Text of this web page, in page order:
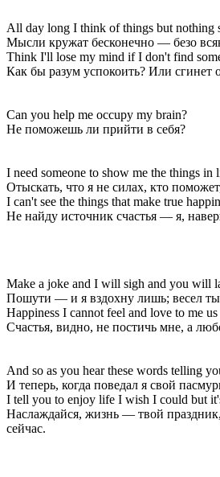
All day long I think of things but nothing
Мысли кружат бесконечно — безо
Think I'll lose my mind if I don't find
Как бы разум успокоить? Или сгинет
Can you help me occupy my brain?
Не поможешь ли прийти в себя?
I need someone to show me the things in
Отыскать, что я не силах, кто
I can't see the things that make true
Не найду источник счастья — я,
Make a joke and I will sigh and you will
Пошути — и я вздохну лишь; весел
Happiness I cannot feel and love to me us
Счастья, видно, не постичь мне, а
And so as you hear these words telling
И теперь, когда поведал я свой
I tell you to enjoy life I wish I could but
Наслаждайся, жизнь — твой
сейчас.